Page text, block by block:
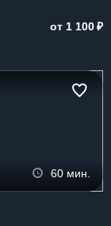
от 1 100₽
60 мин.